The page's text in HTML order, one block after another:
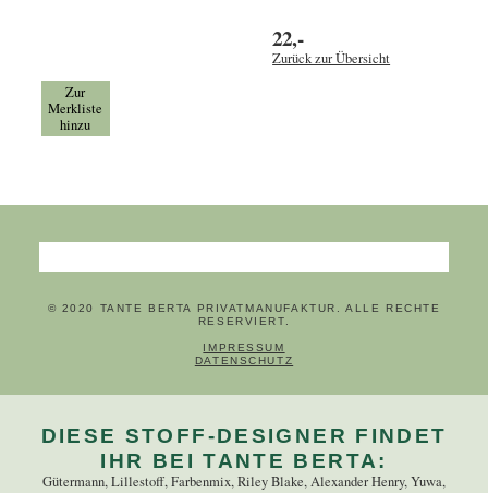
22,-
Zurück zur Übersicht
Zur
Merkliste
hinzu
Suchbegriffe
© 2020 TANTE BERTA PRIVATMANUFAKTUR. ALLE RECHTE
RESERVIERT.
NAVIGATION ÜBERSPRINGEN
IMPRESSUM
DATENSCHUTZ
DIESE STOFF-DESIGNER FINDET
IHR BEI TANTE BERTA:
Gütermann, Lillestoff, Farbenmix, Riley Blake, Alexander Henry, Yuwa,